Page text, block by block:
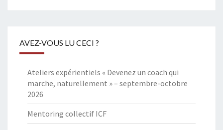
AVEZ-VOUS LU CECI ?
Ateliers expérientiels « Devenez un coach qui
marche, naturellement » – septembre-octobre
2026
Mentoring collectif ICF